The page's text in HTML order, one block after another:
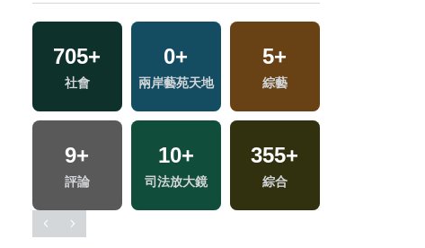
705+
社會
0+
兩岸藝苑天地
5+
綜藝
9+
評論
10+
司法放大鏡
355+
綜合